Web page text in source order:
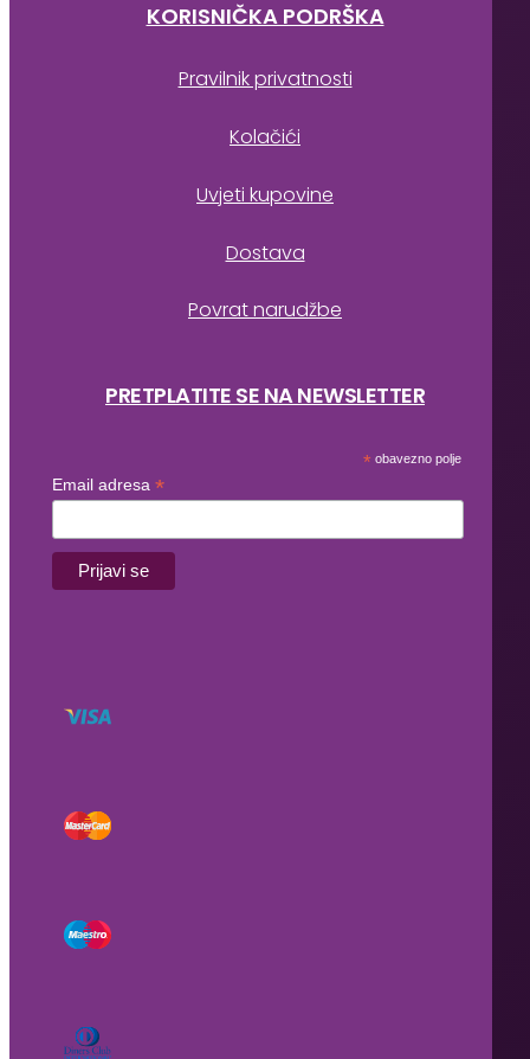
KORISNIČKA PODRŠKA
Pravilnik privatnosti
Kolačići
Uvjeti kupovine
Dostava
Povrat narudžbe
PRETPLATITE SE NA NEWSLETTER
* obavezno polje
Email adresa *